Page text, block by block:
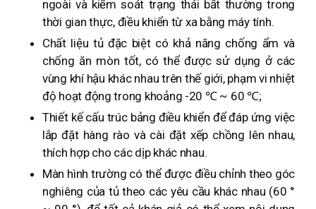
ngoài và kiểm soát trạng thái bất thường trong
thời gian thực, điều khiển từ xa bằng máy tính.
Chất liệu tủ đặc biệt có khả năng chống ẩm và
chống ăn mòn tốt, có thể được sử dụng ở các
vùng khí hậu khác nhau trên thế giới, phạm vi nhiệt
độ hoạt động trong khoảng -20 ℃ ~ 60 ℃;
Thiết kế cấu trúc bảng điều khiển để đáp ứng việc
lắp đặt hàng rào và cài đặt xếp chồng lên nhau,
thích hợp cho các dịp khác nhau.
Màn hình trường có thể được điều chỉnh theo góc
nghiêng của tủ theo các yêu cầu khác nhau (60 °